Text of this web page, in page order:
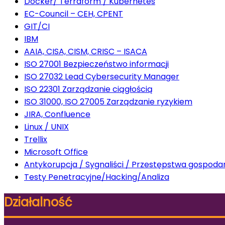
EC-Council – CEH, CPENT
GIT/CI
IBM
AAIA, CISA, CISM, CRISC – ISACA
ISO 27001 Bezpieczeństwo informacji
ISO 27032 Lead Cybersecurity Manager
ISO 22301 Zarządzanie ciągłością
ISO 31000, ISO 27005 Zarządzanie ryzykiem
JIRA, Confluence
Linux / UNIX
Trellix
Microsoft Office
Antykorupcja / Sygnaliści / Przestępstwa
Testy Penetracyjne/Hacking/Analiza
Działalność